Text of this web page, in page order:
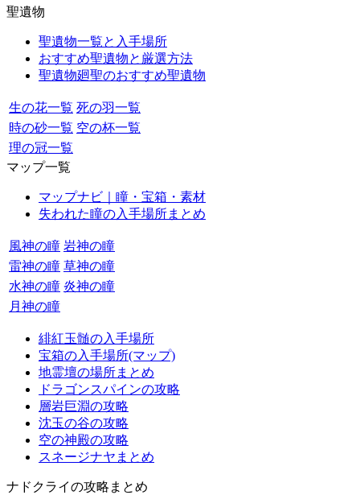
聖遺物
聖遺物一覧と入手場所
おすすめ聖遺物と厳選方法
聖遺物廻聖のおすすめ聖遺物
生の花一覧 死の羽一覧
時の砂一覧 空の杯一覧
理の冠一覧
マップ一覧
マップナビ｜瞳・宝箱・素材
失われた瞳の入手場所まとめ
風神の瞳 岩神の瞳
雷神の瞳 草神の瞳
水神の瞳 炎神の瞳
月神の瞳
緋紅玉髄の入手場所
宝箱の入手場所(マップ)
地霊壇の場所まとめ
ドラゴンスパインの攻略
層岩巨淵の攻略
沈玉の谷の攻略
空の神殿の攻略
スネージナヤまとめ
ナドクライの攻略まとめ